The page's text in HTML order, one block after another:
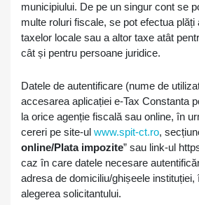
municipiului. De pe un singur cont se
multe roluri fiscale, se pot efectua plăți
taxelor locale sau a altor taxe atât
cât și pentru persoane juridice.
Datele de autentificare (nume de
accesarea aplicației e-Tax Constanta
la orice agenție fiscală sau online, în
cereri pe site-ul www.spit-ct.ro,
online/Plata impozite” sau link-ul
caz în care datele necesare
adresa de domiciliu/ghișeele instituției,
alegerea solicitantului.